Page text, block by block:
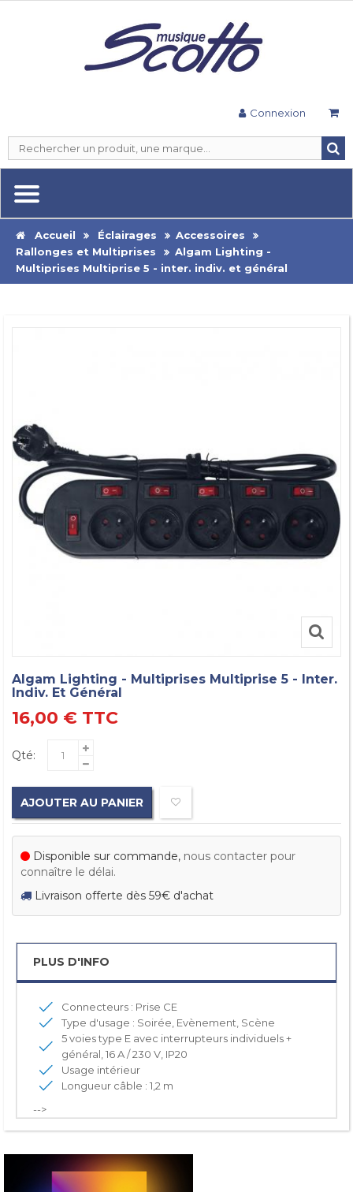
Connexion
Accueil Éclairages
Accessoires
Rallonges et Multiprises
Algam Lighting -
Multiprises Multiprise 5 - inter. indiv. et général
Algam Lighting - Multiprises Multiprise 5 - Inter.
Indiv. Et Général
16,00 € TTC
Qté:
AJOUTER AU PANIER
Disponible sur commande, nous contacter pour
connaître le délai.
Livraison offerte dès 59€ d'achat
PLUS D'INFO
Connecteurs : Prise CE
Type d'usage : Soirée, Evènement, Scène
5 voies type E avec interrupteurs individuels +
général, 16 A / 230 V, IP20
Usage intérieur
Longueur câble : 1,2 m
-->